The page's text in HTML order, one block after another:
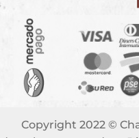
Copyright 2022 ©